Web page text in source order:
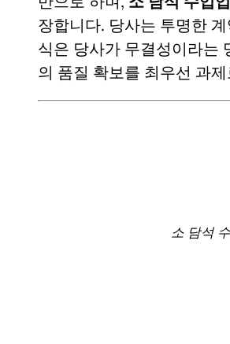
장합니다. 당사는 투명한
식은 당사가 무결성이라는
의 품질 확보를 최우선 과
소 담석